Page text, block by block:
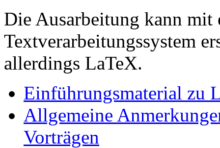
Die Ausarbeitung kann mit
Textverarbeitungssystem
allerdings LaTeX.
Einführungsmaterial zu
Allgemeine
Vorträgen